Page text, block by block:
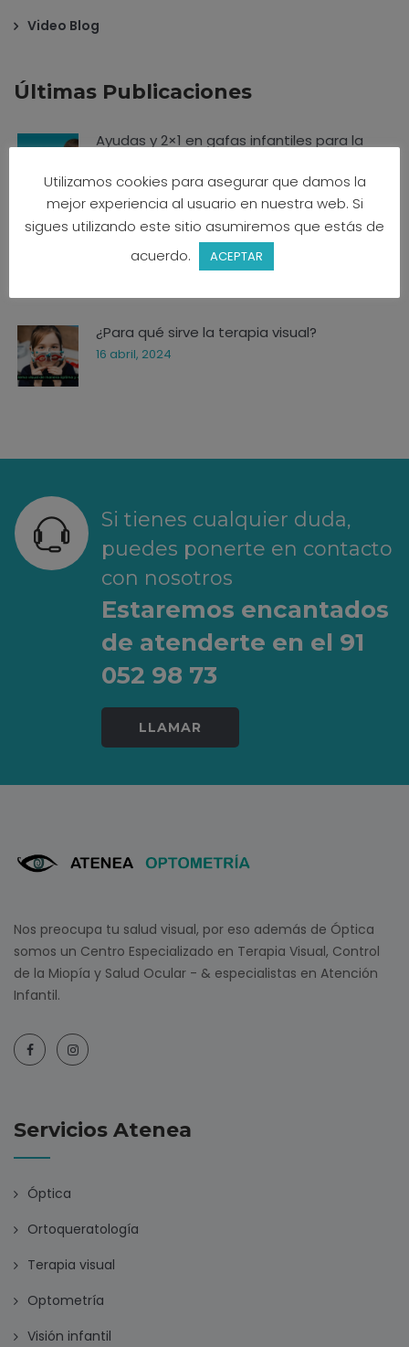
Video Blog
Últimas Publicaciones
Ayudas y 2×1 en gafas infantiles para la
8 septiembre, 2025
¿Se puede frenar la miopía en los niños y
niñas?
¿Para qué sirve la terapia visual?
16 abril, 2024
Si tienes cualquier duda,
puedes ponerte en contacto
con nosotros
Estaremos encantados
de atenderte en el 91
052 98 73
LLAMAR
Nos preocupa tu salud visual, por eso además de Óptica
somos un Centro Especializado en Terapia Visual, Control
de la Miopía y Salud Ocular - & especialistas en Atención
Infantil.
Servicios Atenea
Óptica
Ortoqueratología
Terapia visual
Optometría
Visión infantil
Utilizamos cookies para asegurar que damos la
mejor experiencia al usuario en nuestra web. Si
sigues utilizando este sitio asumiremos que estás de
acuerdo.
ACEPTAR